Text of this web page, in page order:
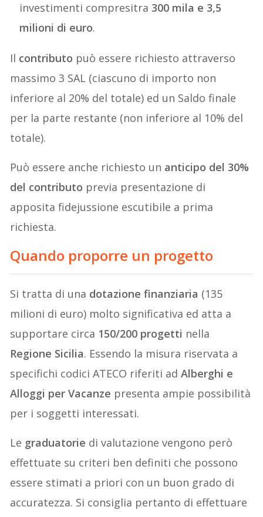
investimenti compresitra 300 mila e 3,5
milioni di euro.
Il contributo può essere richiesto attraverso
massimo 3 SAL (ciascuno di importo non
inferiore al 20% del totale) ed un Saldo finale
per la parte restante (non inferiore al 10% del
totale).
Può essere anche richiesto un anticipo del 30%
del contributo previa presentazione di
apposita fidejussione escutibile a prima
richiesta.
Quando proporre un progetto
Si tratta di una dotazione finanziaria (135
milioni di euro) molto significativa ed atta a
supportare circa 150/200 progetti nella
Regione Sicilia. Essendo la misura riservata a
specifichi codici ATECO riferiti adAlberghi e
Alloggi per Vacanze presenta ampie possibilità
per i soggetti interessati.
Le graduatorie di valutazione vengono però
effettuate su criteri ben definiti che possono
essere stimati a priori con un buon grado di
accuratezza. Si consiglia pertanto di effettuare